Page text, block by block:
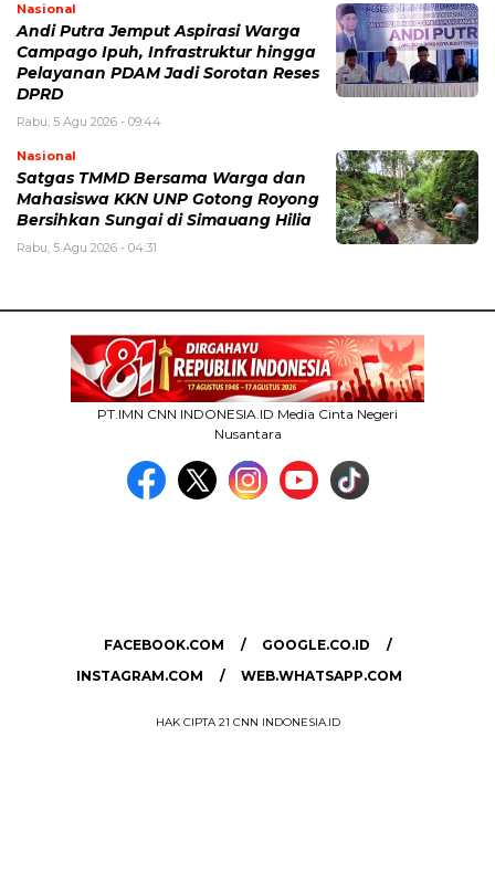
Nasional
Andi Putra Jemput Aspirasi Warga
Campago Ipuh, Infrastruktur hingga
Pelayanan PDAM Jadi Sorotan Reses
DPRD
Rabu, 5 Agu 2026 - 09:44
Nasional
Satgas TMMD Bersama Warga dan
Mahasiswa KKN UNP Gotong Royong
Bersihkan Sungai di Simauang Hilia
Rabu, 5 Agu 2026 - 04:31
PT.IMN CNN INDONESIA.ID Media Cinta Negeri
Nusantara
FACEBOOK.COM
GOOGLE.CO.ID
INSTAGRAM.COM
WEB.WHATSAPP.COM
HAK CIPTA 21 CNN INDONESIA.ID